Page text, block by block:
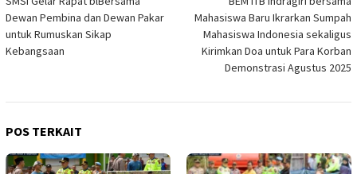
pos
Dewan Pembina dan Dewan Pakar
untuk Rumuskan Sikap
Kebangsaan
Mahasiswa Baru Ikrarkan Sumpah
Mahasiswa Indonesia sekaligus
Kirimkan Doa untuk Para Korban
Demonstrasi Agustus 2025
POS TERKAIT